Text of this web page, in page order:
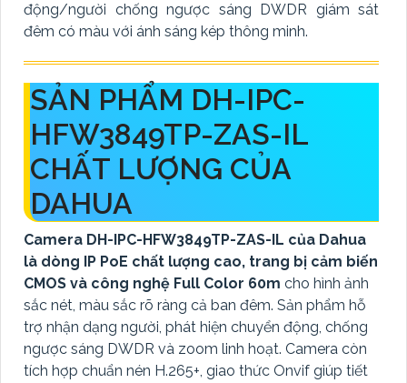
động/người chống ngược sáng DWDR giám sát
đêm có màu với ánh sáng kép thông minh.
SẢN PHẨM DH-IPC-
HFW3849TP-ZAS-IL
CHẤT LƯỢNG CỦA
DAHUA
Camera DH-IPC-HFW3849TP-ZAS-IL của Dahua
là dòng IP PoE chất lượng cao, trang bị cảm biến
CMOS và công nghệ Full Color 60m cho hình ảnh
sắc nét, màu sắc rõ ràng cả ban đêm. Sản phẩm hỗ
trợ nhận dạng người, phát hiện chuyển động, chống
ngược sáng DWDR và zoom linh hoạt. Camera còn
tích hợp chuẩn nén H.265+, giao thức Onvif giúp tiết